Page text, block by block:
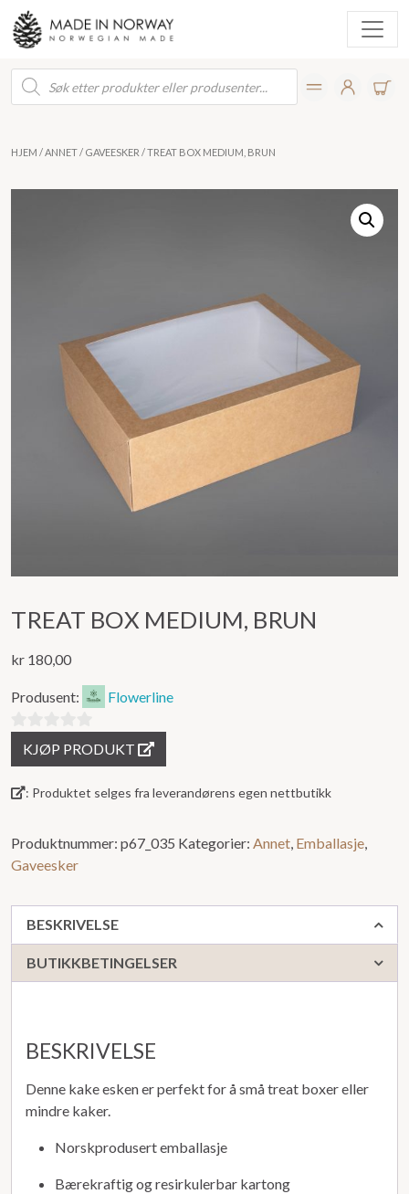
Products
search
HJEM /ANNET/ GAVEESKER / TREAT BOX MEDIUM, BRUN
TREAT BOX MEDIUM, BRUN
kr 180,00
Produsent: Flowerline
ut
av
KJØP PRODUKT
: Produktet selges fra leverandørens egen nettbutikk
Produktnummer: p67_035 Kategorier: Annet Emballasje
Gaveesker
BESKRIVELSE
BUTIKKBETINGELSER
BESKRIVELSE
Denne kake esken er perfekt for å små treat boxer eller
mindre kaker.
Norskprodusert emballasje
Bærekraftig og resirkulerbar kartong